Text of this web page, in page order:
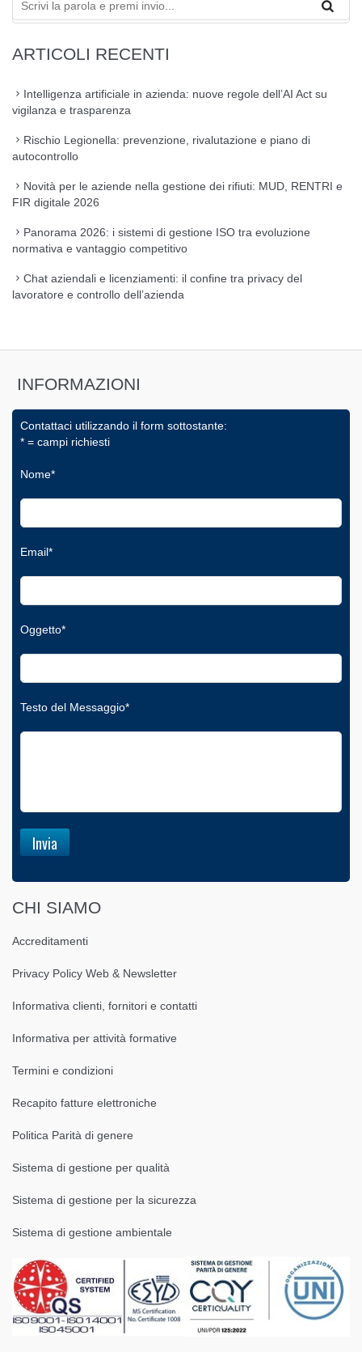
ARTICOLI RECENTI
Intelligenza artificiale in azienda: nuove regole dell’AI Act su
vigilanza e trasparenza
Rischio Legionella: prevenzione, rivalutazione e piano di
autocontrollo
Novità per le aziende nella gestione dei rifiuti: MUD, RENTRI e
FIR digitale 2026
Panorama 2026: i sistemi di gestione ISO tra evoluzione
normativa e vantaggio competitivo
Chat aziendali e licenziamenti: il confine tra privacy del
lavoratore e controllo dell’azienda
INFORMAZIONI
Contattaci utilizzando il form sottostante:
* = campi richiesti
Nome*
Email*
Oggetto*
Testo del Messaggio*
CHI SIAMO
Accreditamenti
Privacy Policy Web & Newsletter
Informativa clienti, fornitori e contatti
Informativa per attività formative
Termini e condizioni
Recapito fatture elettroniche
Politica Parità di genere
Sistema di gestione per qualità
Sistema di gestione per la sicurezza
Sistema di gestione ambientale